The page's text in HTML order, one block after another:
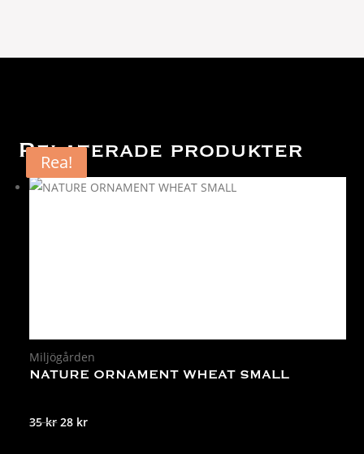
Relaterade produkter
Rea!
Miljögården
NATURE ORNAMENT WHEAT SMALL
35krDet
28 krDet
Rea!